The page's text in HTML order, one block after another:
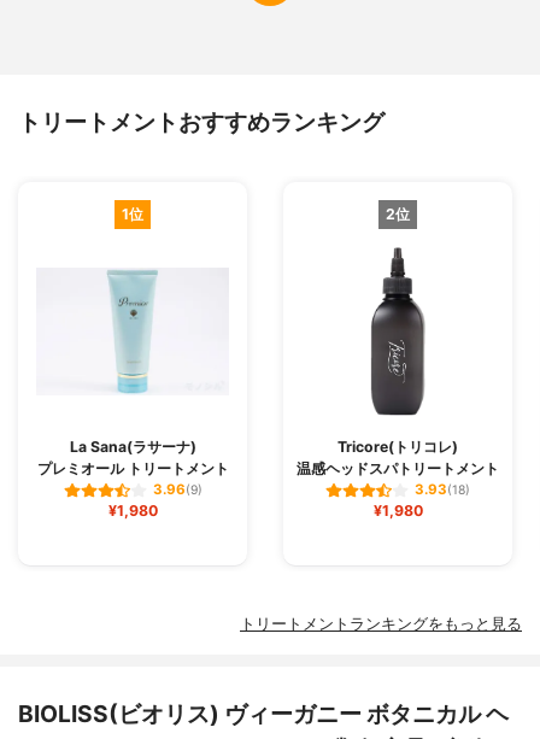
トリートメントおすすめランキング
1位
La Sana(ラサーナ)
プレミオール トリートメント
3.96(9)
¥1,980
2位
Tricore(トリコレ)
温感ヘッドスパトリートメント
3.93(18)
¥1,980
トリートメントランキングをもっと見る
BIOLISS(ビオリス) ヴィーガニー ボタニカル ヘ